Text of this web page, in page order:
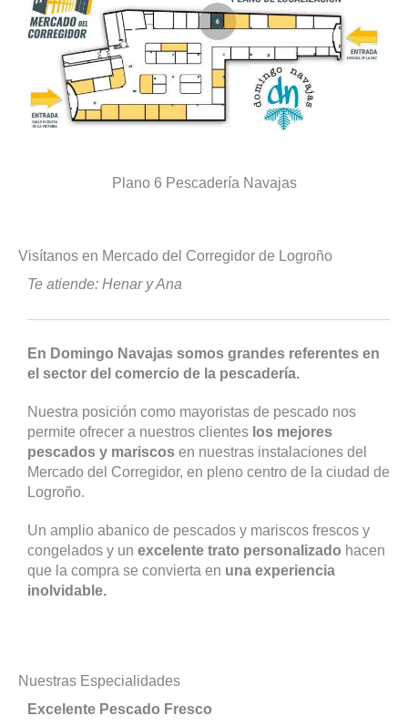
Plano 6 Pescadería Navajas
Visítanos en Mercado del Corregidor de Logroño
Te atiende: Henar y Ana
En Domingo Navajas somos grandes referentes en
el sector del comercio de la pescadería.
Nuestra posición como mayoristas de pescado nos
permite ofrecer a nuestros clientes los mejores
pescados y mariscos en nuestras instalaciones del
Mercado del Corregidor, en pleno centro de la ciudad de
Logroño.
Un amplio abanico de pescados y mariscos frescos y
congelados y un excelente trato personalizado hacen
que la compra se convierta en una experiencia
inolvidable.
Nuestras Especialidades
Excelente Pescado Fresco